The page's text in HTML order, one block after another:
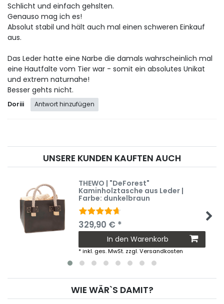
Schlicht und einfach gehslten.
Genauso mag ich es!
Absolut stabil und hält auch mal einen schweren Einkauf
aus.
Das Leder hatte eine Narbe die damals wahrscheinlich mal
eine Hautfalte vom Tier war - somit ein absolutes Unikat
und extrem naturnahe!
Besser gehts nicht.
Doriii Antwort hinzufügen
UNSERE KUNDEN KAUFTEN AUCH
THEWO | "DeForest"
Kaminholztasche aus Leder |
Farbe: dunkelbraun
329,90 € *
In den Warenkorb
*inkl. ges. MwSt. zzgl.Versandkosten
WIE WÄR`S DAMIT?